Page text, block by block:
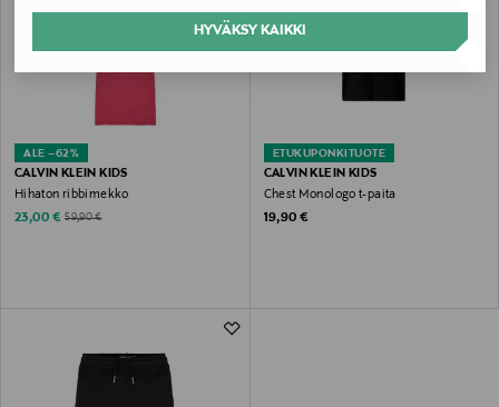
HYVÄKSY KAIKKI
ALE –62%
CALVIN KLEIN KIDS
Hihaton ribbimekko
Discounted Price
23,00 € Original Price
59,90 €
ETUKUPONKITUOTE
CALVIN KLEIN KIDS
Chest Monologo t-paita
Original Price
19,90 €